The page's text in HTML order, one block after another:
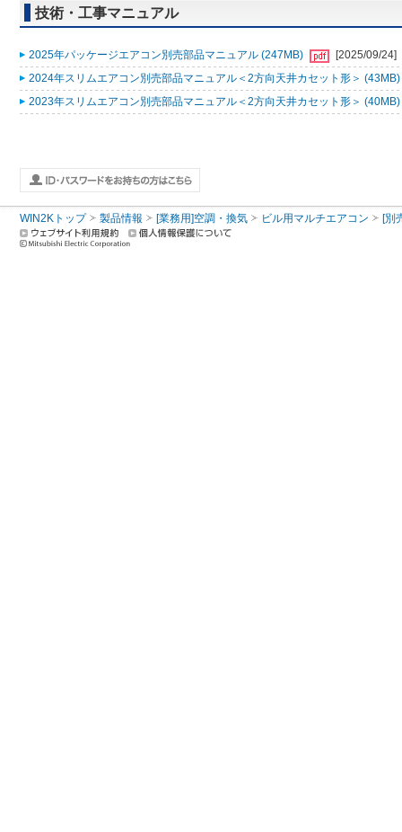
技術・工事マニュアル
2025年パッケージエアコン別売部品マニュアル (247MB)
[2025/09/24]
2024年スリムエアコン別売部品マニュアル＜2方向天井カセット形＞ (43MB)
2023年スリムエアコン別売部品マニュアル＜2方向天井カセット形＞ (40MB)
WIN2Kトップ 製品情報 [業務用]空調・換気 ビル用マルチエアコン [別